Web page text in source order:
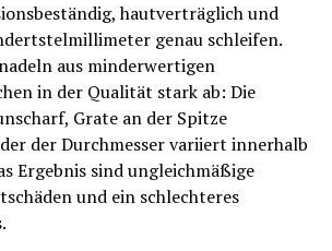
hautverträglich und
genau schleifen.
aus minderwertigen
in der Qualität stark ab: Die
Grate an der Spitze
der Durchmesser variiert innerhalb
Ergebnis sind ungleichmäßige
und ein schlechteres